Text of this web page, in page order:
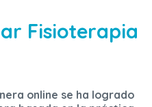
Fisioterapia
online se ha logrado